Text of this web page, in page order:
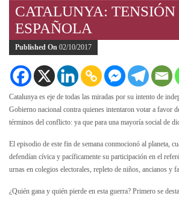
CATALUNYA:
ESPAÑOLA
Published On 02/10/2017
Catalunya es eje de todas las miradas por su intento de
Gobierno nacional contra quienes intentaron votar a favor
términos del conflicto: ya que para una mayoría social de
El episodio de este fin de semana conmocionó al planeta,
defendían cívica y pacíficamente su participación en el
urnas en colegios electorales, repleto de niños, ancianos y
¿Quién gana y quién pierde en esta guerra? Primero se